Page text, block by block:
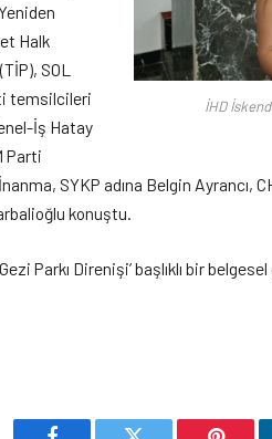
İHD
Halk
SOL
temsilcileri
İş Hatay
Parti
SYKP adına Belgin Ayrancı,
konuştu.
Parkı Direnişi’ başlıklı bir